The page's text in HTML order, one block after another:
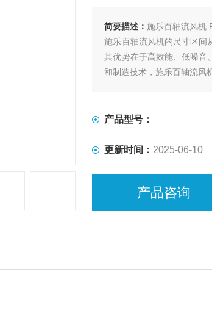
简要描述：施乐百轴流风机
施乐百轴流风机的尺寸区间
其优势在于高效能、低噪音
和制造技术，施乐百轴流风
产品型号：
更新时间： 2025-06-10
产品咨询